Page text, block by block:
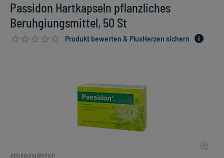
Passidon Hartkapseln pflanzliches
Beruhgiungsmittel, 50 St
Produkt bewerten & PlusHerzen sichern
Abbildung ähnlich